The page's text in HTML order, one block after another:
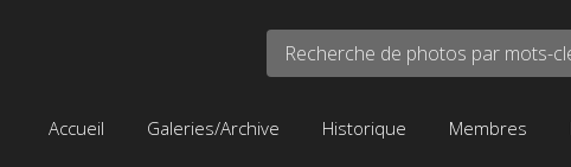
Recherche de photos par mots-
Accueil Galeries/Archive Historique Membres